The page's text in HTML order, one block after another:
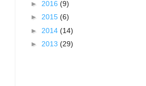
► 2016 (9)
► 2015 (6)
► 2014 (14)
► 2013 (29)